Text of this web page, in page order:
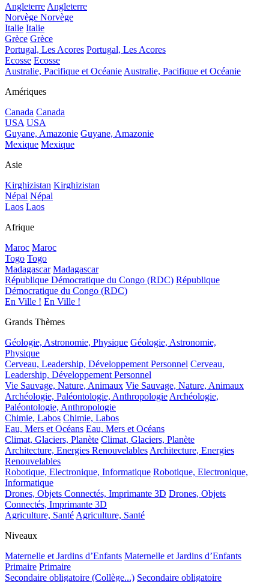
Angleterre Angleterre
Norvège Norvège
Italie Italie
Grèce Grèce
Portugal, Les Acores Portugal, Les Acores
Ecosse Ecosse
Australie, Pacifique et Océanie Australie, Pacifique et Océanie
Amériques
Canada Canada
USA USA
Guyane, Amazonie Guyane, Amazonie
Mexique Mexique
Asie
Kirghizistan Kirghizistan
Népal Népal
Laos Laos
Afrique
Maroc Maroc
Togo Togo
Madagascar Madagascar
République Démocratique du Congo (RDC) République
Démocratique du Congo (RDC)
En Ville ! En Ville !
Grands Thèmes
Géologie, Astronomie, Physique Géologie, Astronomie,
Physique
Cerveau, Leadership, Développement Personnel Cerveau,
Leadership, Développement Personnel
Vie Sauvage, Nature, Animaux Vie Sauvage, Nature, Animaux
Archéologie, Paléontologie, Anthropologie Archéologie,
Paléontologie, Anthropologie
Chimie, Labos Chimie, Labos
Eau, Mers et Océans Eau, Mers et Océans
Climat, Glaciers, Planète Climat, Glaciers, Planète
Architecture, Energies Renouvelables Architecture, Energies
Renouvelables
Robotique, Electronique, Informatique Robotique, Electronique,
Informatique
Drones, Objets Connectés, Imprimante 3D Drones, Objets
Connectés, Imprimante 3D
Agriculture, Santé Agriculture, Santé
Niveaux
Maternelle et Jardins d’Enfants Maternelle et Jardins d’Enfants
Primaire Primaire
Secondaire obligatoire (Collège...) Secondaire obligatoire